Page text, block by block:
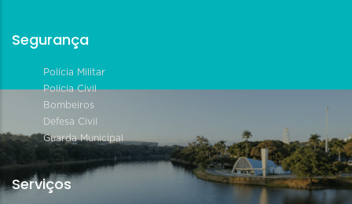
Segurança
Polícia Militar
Polícia Civil
Bombeiros
Defesa Civil
Guarda Municipal
Serviços